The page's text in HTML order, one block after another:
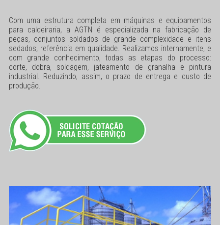
Com uma estrutura completa em máquinas e equipamentos
para caldeiraria, a AGTN é especializada na fabricação de
peças, conjuntos soldados de grande complexidade e itens
sedados, referência em qualidade. Realizamos internamente, e
com grande conhecimento, todas as etapas do processo:
corte, dobra, soldagem, jateamento de granalha e pintura
industrial. Reduzindo, assim, o prazo de entrega e custo de
produção.